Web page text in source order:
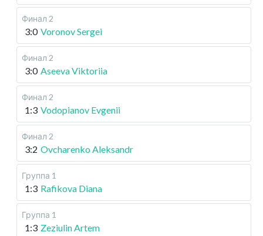
Финал 2
3:0 Voronov Sergei
Финал 2
3:0 Aseeva Viktoriia
Финал 2
1:3 Vodopianov Evgenii
Финал 2
3:2 Ovcharenko Aleksandr
Группа 1
1:3 Rafikova Diana
Группа 1
1:3 Zeziulin Artem